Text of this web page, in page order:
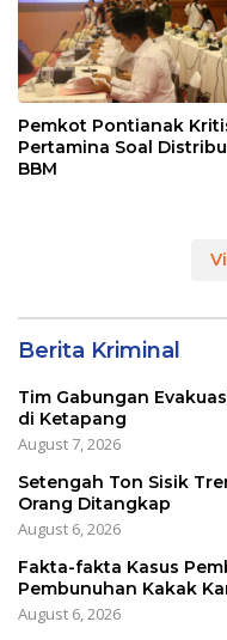
Pemkot Pontianak
Pertamina Soal
BBM
Berita Kriminal
Tim Gabungan
di Ketapang
August 7, 2026
Setengah Ton Sisik
Orang Ditangkap
August 6, 2026
Fakta-fakta Kasus
Pembunuhan Kakak
August 6, 2026